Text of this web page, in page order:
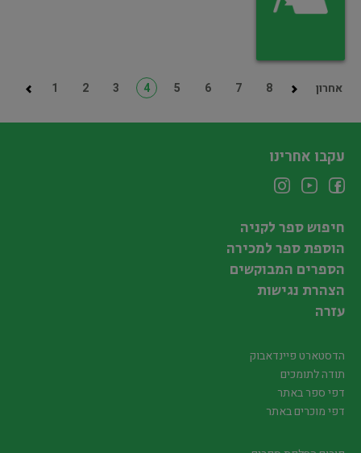
1 2 3 4 5 6 7 8 אחרון
עקבו אחרינו
חיפוש ספר לקניה
הוספת ספר למכירה
הספרים המבוקשים
הצהרת נגישות
עזרה
הדסטארט פיינדאבוק
תודה לתומכים
דפי ספר באתר
דפי מוכרים באתר